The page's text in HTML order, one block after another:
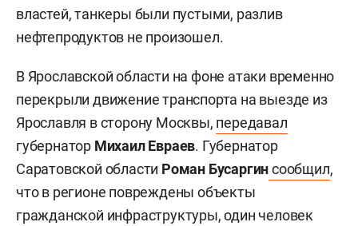
властей, танкеры были пустыми, разлив
нефтепродуктов не произошел.
В Ярославской области на фоне атаки временно
перекрыли движение транспорта на выезде из
Ярославля в сторону Москвы, передавал
губернатор Михаил Евраев. Губернатор
Саратовской области Роман Бусаргинсообщил,
что в регионе повреждены объекты
гражданской инфраструктуры, один человек